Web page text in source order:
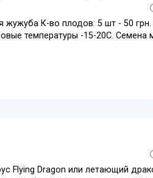
жужуба К-во плодов: 5 шт - 50
температуры -15-20С. Семена
Flying Dragon или летающий